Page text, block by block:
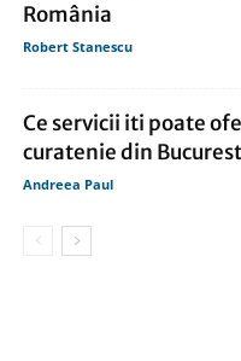
România
Robert Stanescu
Ce servicii iti poate
curatenie din
Andreea Paul